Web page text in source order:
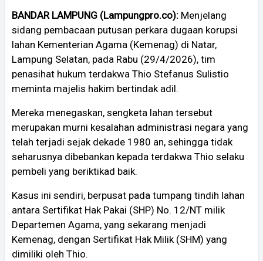
BANDAR LAMPUNG (Lampungpro.co): Menjelang
sidang pembacaan putusan perkara dugaan korupsi
lahan Kementerian Agama (Kemenag) di Natar,
Lampung Selatan, pada Rabu (29/4/2026), tim
penasihat hukum terdakwa Thio Stefanus Sulistio
meminta majelis hakim bertindak adil.
Mereka menegaskan, sengketa lahan tersebut
merupakan murni kesalahan administrasi negara yang
telah terjadi sejak dekade 1980 an, sehingga tidak
seharusnya dibebankan kepada terdakwa Thio selaku
pembeli yang beriktikad baik.
Kasus ini sendiri, berpusat pada tumpang tindih lahan
antara Sertifikat Hak Pakai (SHP) No. 12/NT milik
Departemen Agama, yang sekarang menjadi
Kemenag, dengan Sertifikat Hak Milik (SHM) yang
dimiliki oleh Thio.